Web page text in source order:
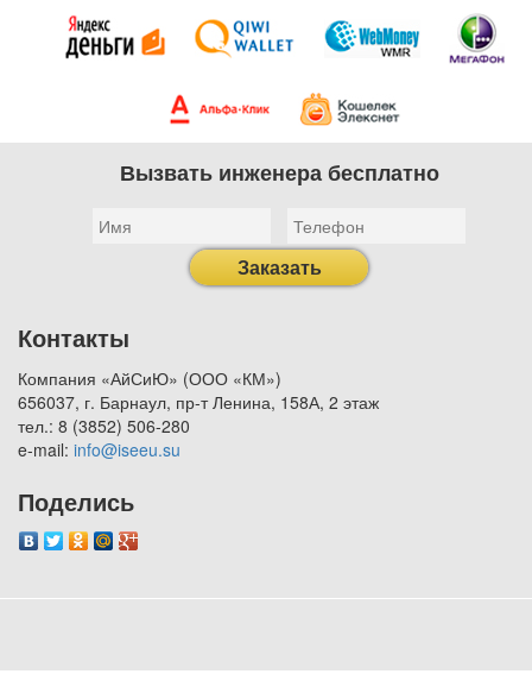
Вызвать инженера бесплатно
Заказать
Контакты
Компания «АйСиЮ» (ООО «КМ»)
656037, г. Барнаул, пр-т Ленина, 158А, 2 этаж
тел.: 8 (3852) 506-280
e-mail: info@iseeu.su
Поделись